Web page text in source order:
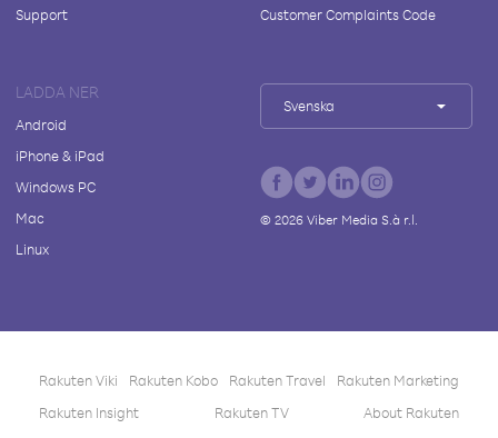
Support
Customer Complaints Code
LADDA NER
Android
iPhone & iPad
Windows PC
Mac
Linux
Svenska
© 2026Viber Media S.à r.l.
Rakuten Viki Rakuten Kobo Rakuten Travel
Rakuten Marketing
Rakuten Insight
Rakuten TV About Rakuten